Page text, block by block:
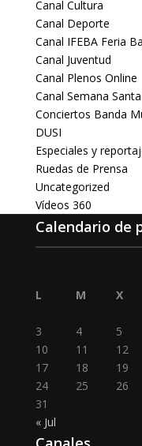
Canal Cultura
Canal Deporte
Canal IFEBA Feria
Canal Juventud
Canal Plenos Online
Canal Semana
Conciertos Banda
DUSI
Especiales y
Ruedas de Prensa
Uncategorized
Vídeos 360
Calendario de
L
M X
3
4 5
10
11 12
17
18 19
24
25 26
31
« Jul